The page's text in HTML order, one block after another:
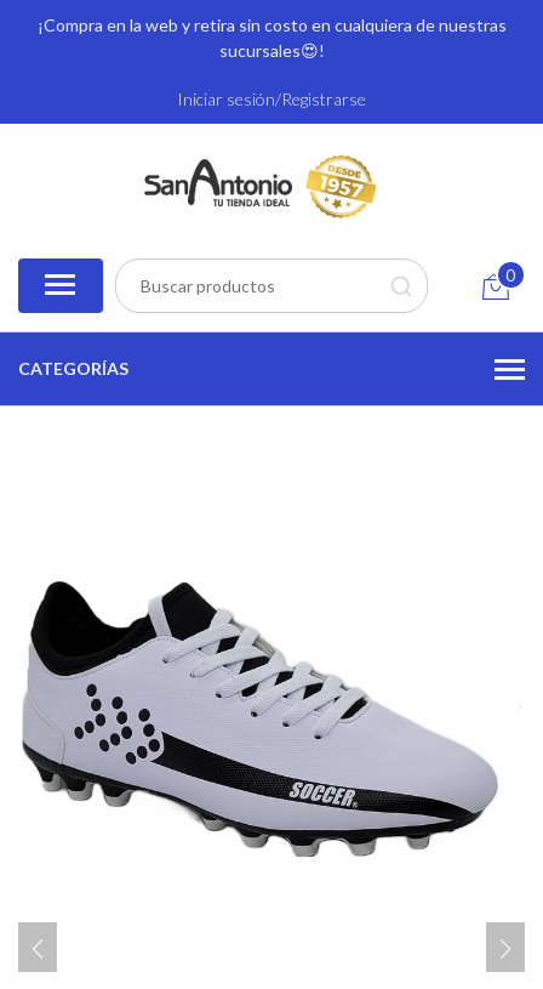
¡Compra en la web y retira sin costo en cualquiera de nuestras
sucursales😍!
Iniciar sesión/Registrarse
0
CATEGORÍAS